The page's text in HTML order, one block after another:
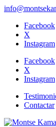
Facebook
X
Instagram
Facebook
X
Instagram
Contactar